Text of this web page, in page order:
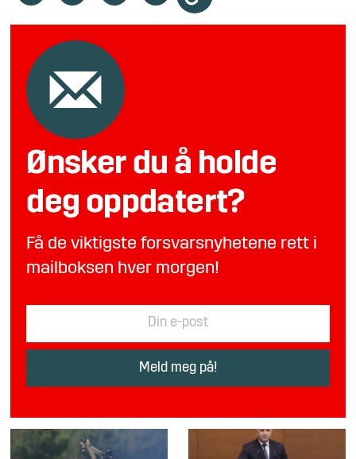
Ønsker du å holde
deg oppdatert?
Få de viktigste forsvarsnyhetene rett i
mailboksen hver morgen!